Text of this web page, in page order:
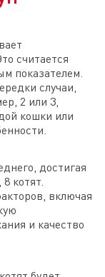
считается
показателем.
случаи,
2 или 3,
кошки или
достигая
котят.
включая
и качество